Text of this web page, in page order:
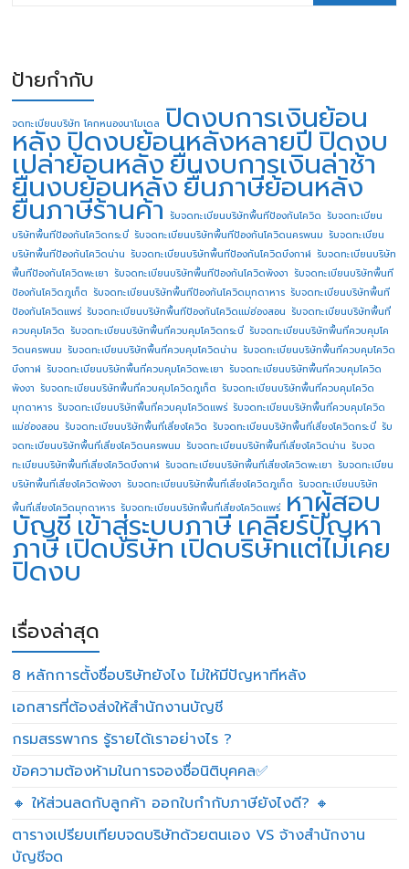
ป้ายกำกับ
จดทะเบียนบริษัท โคกหนองนาโมเดล ปิดงบการเงินย้อน
หลังปิดงบย้อนหลังหลายปี ปิดงบ
เปล่าย้อนหลังยื่นงบการเงินล่าช้า
ยื่นงบย้อนหลังยื่นภาษีย้อนหลัง
ยื่นภาษีร้านค้า รับจดทะเบียนบริษัทพื้นทีป้องกันโควิด รับจดทะเบียน
บริษัทพื้นทีป้องกันโควิดกระบี่ รับจดทะเบียนบริษัทพื้นทีป้องกันโควิดนครพนม รับจดทะเบียน
บริษัทพื้นทีป้องกันโควิดน่าน รับจดทะเบียนบริษัทพื้นทีป้องกันโควิดบึงกาฬ รับจดทะเบียนบริษัท
พื้นทีป้องกันโควิดพะเยา รับจดทะเบียนบริษัทพื้นทีป้องกันโควิดพังงา รับจดทะเบียนบริษัทพื้นที
ป้องกันโควิดภูเก็ต รับจดทะเบียนบริษัทพื้นทีป้องกันโควิดมุกดาหาร รับจดทะเบียนบริษัทพื้นที
ป้องกันโควิดแพร่ รับจดทะเบียนบริษัทพื้นทีป้องกันโควิดแม่ฮ่องสอน รับจดทะเบียนบริษัทพื้นที่
ควบคุมโควิด รับจดทะเบียนบริษัทพื้นที่ควบคุมโควิดกระบี่ รับจดทะเบียนบริษัทพื้นที่ควบคุมโค
วิดนครพนม รับจดทะเบียนบริษัทพื้นที่ควบคุมโควิดน่าน รับจดทะเบียนบริษัทพื้นที่ควบคุมโควิด
บึงกาฬ รับจดทะเบียนบริษัทพื้นที่ควบคุมโควิดพะเยา รับจดทะเบียนบริษัทพื้นที่ควบคุมโควิด
พังงา รับจดทะเบียนบริษัทพื้นที่ควบคุมโควิดภูเก็ต รับจดทะเบียนบริษัทพื้นที่ควบคุมโควิด
มุกดาหาร รับจดทะเบียนบริษัทพื้นที่ควบคุมโควิดแพร่ รับจดทะเบียนบริษัทพื้นที่ควบคุมโควิด
แม่ฮ่องสอน รับจดทะเบียนบริษัทพื้นที่เสี่ยงโควิด รับจดทะเบียนบริษัทพื้นที่เสี่ยงโควิดกระบี่ รับ
จดทะเบียนบริษัทพื้นที่เสี่ยงโควิดนครพนม รับจดทะเบียนบริษัทพื้นที่เสี่ยงโควิดน่าน รับจด
ทะเบียนบริษัทพื้นที่เสี่ยงโควิดบึงกาฬ รับจดทะเบียนบริษัทพื้นที่เสี่ยงโควิดพะเยา รับจดทะเบียน
บริษัทพื้นที่เสี่ยงโควิดพังงา รับจดทะเบียนบริษัทพื้นที่เสี่ยงโควิดภูเก็ต รับจดทะเบียนบริษัท
พื้นที่เสี่ยงโควิดมุกดาหาร รับจดทะเบียนบริษัทพื้นที่เสี่ยงโควิดแพร่ หาผู้สอบ
บัญชี เข้าสู่ระบบภาษี เคลียร์ปัญหา
ภาษีเปิดบริษัทเปิดบริษัทแต่ไม่เคย
ปิดงบ
เรื่องล่าสุด
8 หลักการตั้งชื่อบริษัทยังไง ไม่ให้มีปัญหาทีหลัง
เอกสารที่ต้องส่งให้สำนักงานบัญชี
กรมสรรพากร รู้รายได้เราอย่างไร ?
ข้อความต้องห้ามในการจองชื่อนิติบุคคล✅
🔸 ให้ส่วนลดกับลูกค้า ออกใบกำกับภาษียังไงดี? 🔸
ตารางเปรียบเทียบจดบริษัทด้วยตนเอง VS จ้างสำนักงาน
บัญชีจด